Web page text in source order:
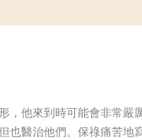
他來到時可能會非常
醫治他們。保祿痛苦